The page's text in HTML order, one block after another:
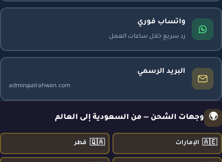
واتساب فوري
رد سريع خلال ساعات العمل
البريد الرسمي
admin@alrahwan.com
🌍 وجهات الشحن — من السعودية إلى العالم
🇦🇪 الإمارات 🇶🇦 قطر